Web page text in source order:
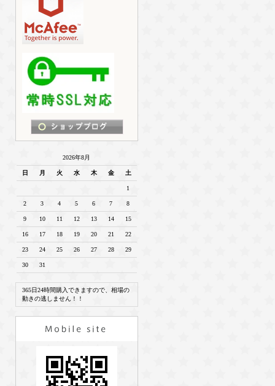
2026年8月
日 月 火 水 木 金 土
1
2 3 4 5 6 7 8
9 10 11 12 13 14 15
16 17 18 19 20 21 22
23 24 25 26 27 28 29
30 31
365日24時間購入できますので、相場の
動きの逃しません！！